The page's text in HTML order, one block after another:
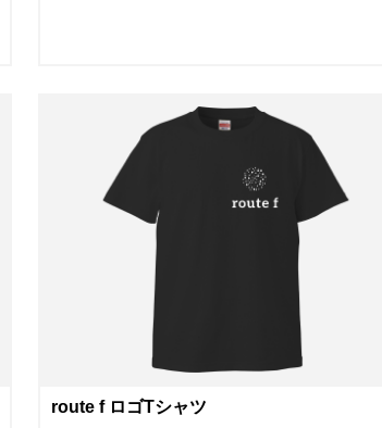
route f ロゴTシャツ